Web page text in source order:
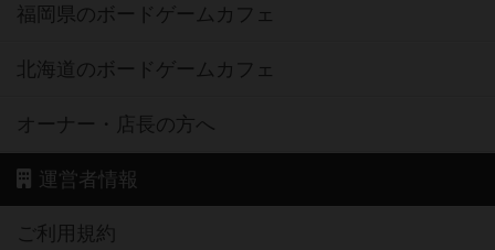
福岡県のボードゲームカフェ
北海道のボードゲームカフェ
オーナー・店長の方へ
運営者情報
ご利用規約